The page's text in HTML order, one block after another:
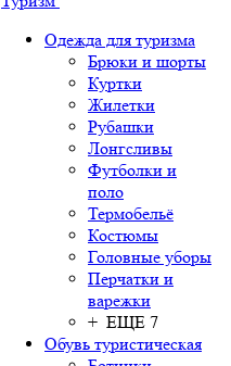
Одежда для туризма
Брюки и шорты
Куртки
Жилетки
Рубашки
Лонгсливы
Футболки и
поло
Термобельё
Костюмы
Головные уборы
Перчатки и
варежки
+ ЕЩЕ 7
Обувь туристическая